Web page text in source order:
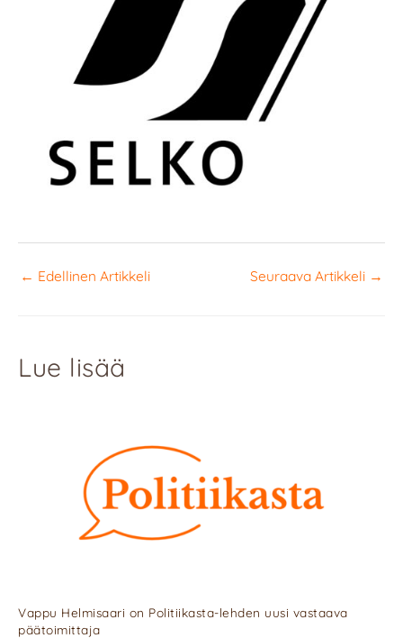
← Edellinen Artikkeli Seuraava Artikkeli →
Lue lisää
Vappu Helmisaari on Politiikasta-lehden uusi vastaava
päätoimittaja